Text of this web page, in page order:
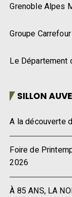
Grenoble Alpes
Groupe
Le Département
SILLON
A la découverte
Foire de
2026
À 85 ANS, LA